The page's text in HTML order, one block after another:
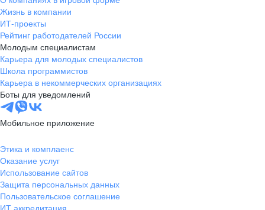
Жизнь в компании
ИТ-проекты
Рейтинг работодателей России
Молодым специалистам
Карьера для молодых специалистов
Школа программистов
Карьера в некоммерческих организациях
Боты для уведомлений
Мобильное приложение
Этика и комплаенс
Оказание услуг
Использование сайтов
Защита персональных данных
Пользовательское соглашение